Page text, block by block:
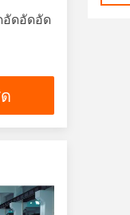
อัดอัดอัด